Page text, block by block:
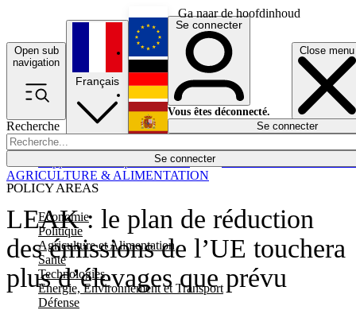
Ga naar de hoofdinhoud
Open sub
navigation
Close menu
Recherche
Se connecter
POLICY AREAS
Economie
Politique
Agriculture et Alimentation
Santé
Technologies
Energie, Environnement et Transport
Défense
Économie
Français
English
Deutsch
Español
Se connecter
Vous êtes déconnecté.
Se connecter
LEAK : le plan de réduction
des émissions de l’UE touchera
plus d’élevages que prévu
AGRICULTURE & ALIMENTATION